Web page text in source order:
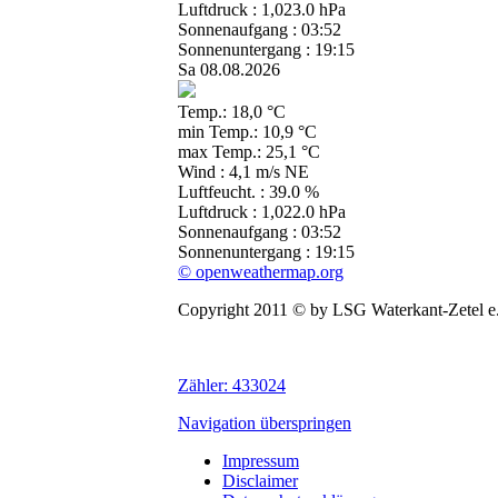
Luftdruck : 1,023.0 hPa
Sonnenaufgang : 03:52
Sonnenuntergang : 19:15
Sa 08.08.2026
Temp.: 18,0 °C
min Temp.: 10,9 °C
max Temp.: 25,1 °C
Wind : 4,1 m/s NE
Luftfeucht. : 39.0 %
Luftdruck : 1,022.0 hPa
Sonnenaufgang : 03:52
Sonnenuntergang : 19:15
© openweathermap.org
Copyright 2011 © by LSG Waterkant-Zetel
Zähler: 433024
Navigation überspringen
Impressum
Disclaimer